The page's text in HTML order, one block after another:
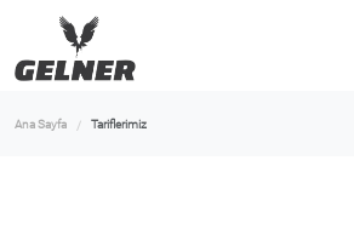
Ana Sayfa Tariflerimiz